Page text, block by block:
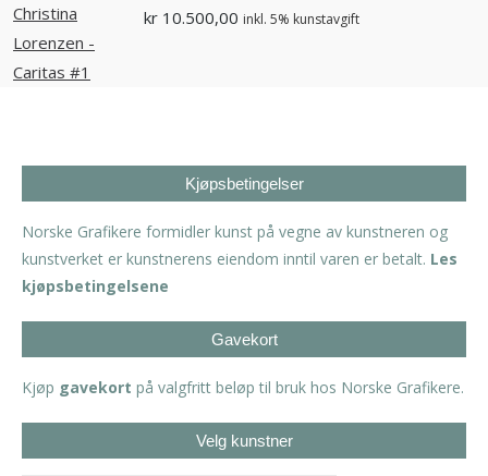
kr 10.500,00 inkl. 5% kunstavgift
Kjøpsbetingelser
Norske Grafikere formidler kunst på vegne av kunstneren og
kunstverket er kunstnerens eiendom inntil varen er betalt. Les
kjøpsbetingelsene
Gavekort
Kjøp gavekort på valgfritt beløp til bruk hos Norske Grafikere.
Velg kunstner